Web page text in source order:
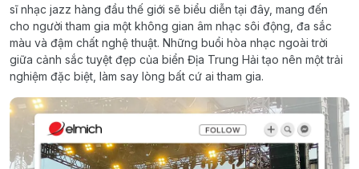
sĩ nhạc jazz hàng đầu thế giới sẽ biểu diễn tại đây, mang đến
cho người tham gia một không gian âm nhạc sôi động, đa sắc
màu và đậm chất nghệ thuật. Những buổi hòa nhạc ngoài trời
giữa cảnh sắc tuyệt đẹp của biển Địa Trung Hải tạo nên một trải
nghiệm đặc biệt, làm say lòng bất cứ ai tham gia.